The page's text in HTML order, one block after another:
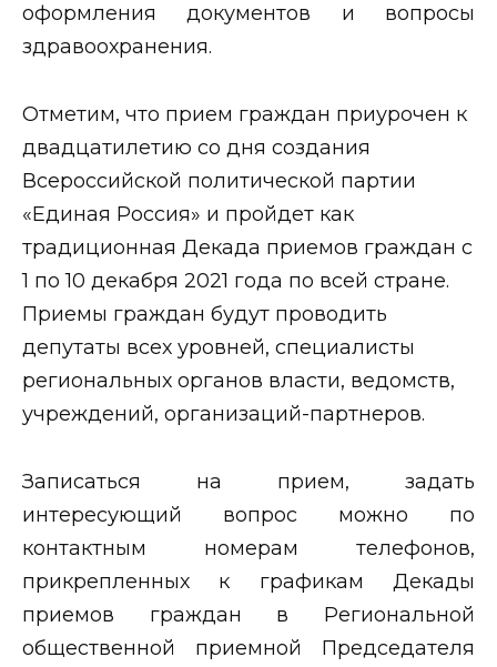
оформления документов и вопросы
здравоохранения.
Отметим, что прием граждан приурочен к
двадцатилетию со дня создания
Всероссийской политической партии
«Единая Россия» и пройдет как
традиционная Декада приемов граждан с
1 по 10 декабря 2021 года по всей стране.
Приемы граждан будут проводить
депутаты всех уровней, специалисты
региональных органов власти, ведомств,
учреждений, организаций-партнеров.
Записаться на прием, задать
интересующий вопрос можно по
контактным номерам телефонов,
прикрепленных к графикам Декады
приемов граждан в Региональной
общественной приемной Председателя